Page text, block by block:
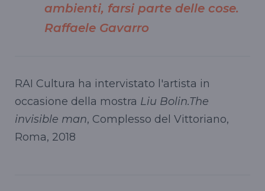
ambienti, farsi parte delle cose.
Raffaele Gavarro
RAI Cultura ha intervistato l'artista in
occasione della mostra Liu Bolin.The
invisible man, Complesso del Vittoriano,
Roma, 2018